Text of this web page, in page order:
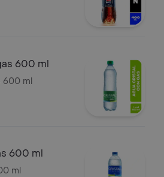
600 ml
600 ml
600 ml
ml